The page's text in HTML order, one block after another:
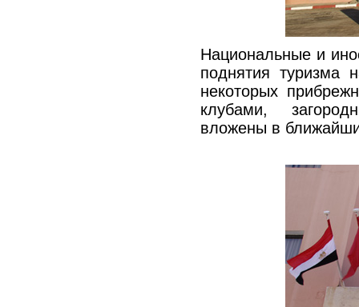
Национальные и
поднятия туризма
некоторых
клубами,
вложены в